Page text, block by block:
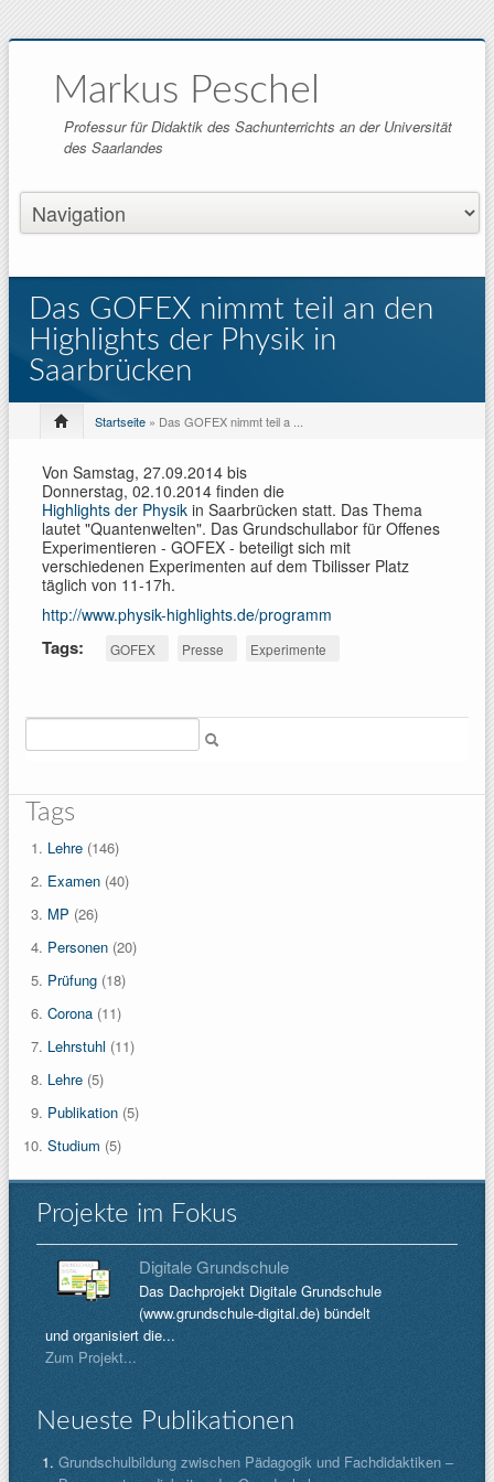
Markus Peschel
Professur für Didaktik des Sachunterrichts an der Universität
des Saarlandes
Das GOFEX nimmt teil an den
Highlights der Physik in
Saarbrücken
Startseite » Das GOFEX nimmt teil a ...
Von Samstag, 27.09.2014 bis
Donnerstag, 02.10.2014 finden die
Highlights der Physik in Saarbrücken statt. Das Thema
lautet "Quantenwelten". Das Grundschullabor für Offenes
Experimentieren - GOFEX - beteiligt sich mit
verschiedenen Experimenten auf dem Tbilisser Platz
täglich von 11-17h.
http://www.physik-highlights.de/programm
Tags: GOFEX Presse Experimente
Tags
Lehre (146)
Examen (40)
MP (26)
Personen (20)
Prüfung (18)
Corona (11)
Lehrstuhl (11)
Lehre (5)
Publikation (5)
Studium (5)
Projekte im Fokus
Digitale Grundschule
Das Dachprojekt Digitale Grundschule
(www.grundschule-digital.de) bündelt
und organisiert die...
Zum Projekt...
Neueste Publikationen
Grundschulbildung zwischen Pädagogik und Fachdidaktiken –